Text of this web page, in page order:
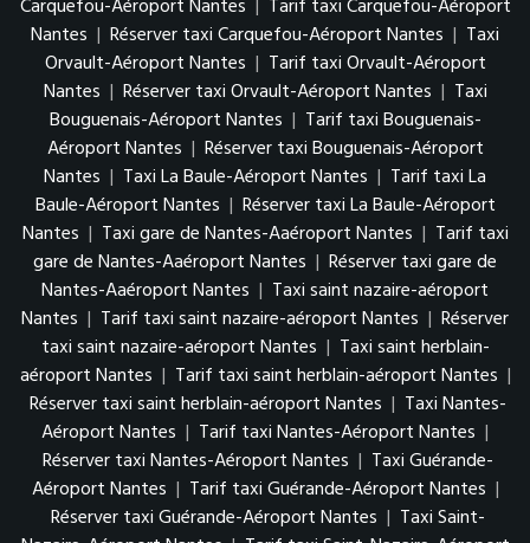
Carquefou-Aéroport Nantes | Tarif taxi Carquefou-Aéroport
Nantes | Réserver taxi Carquefou-Aéroport Nantes | Taxi
Orvault-Aéroport Nantes | Tarif taxi Orvault-Aéroport
Nantes | Réserver taxi Orvault-Aéroport Nantes | Taxi
Bouguenais-Aéroport Nantes | Tarif taxi Bouguenais-
Aéroport Nantes | Réserver taxi Bouguenais-Aéroport
Nantes | Taxi La Baule-Aéroport Nantes | Tarif taxi La
Baule-Aéroport Nantes | Réserver taxi La Baule-Aéroport
Nantes | Taxi gare de Nantes-Aaéroport Nantes | Tarif taxi
gare de Nantes-Aaéroport Nantes | Réserver taxi gare de
Nantes-Aaéroport Nantes | Taxi saint nazaire-aéroport
Nantes | Tarif taxi saint nazaire-aéroport Nantes | Réserver
taxi saint nazaire-aéroport Nantes | Taxi saint herblain-
aéroport Nantes | Tarif taxi saint herblain-aéroport Nantes |
Réserver taxi saint herblain-aéroport Nantes | Taxi Nantes-
Aéroport Nantes | Tarif taxi Nantes-Aéroport Nantes |
Réserver taxi Nantes-Aéroport Nantes | Taxi Guérande-
Aéroport Nantes | Tarif taxi Guérande-Aéroport Nantes |
Réserver taxi Guérande-Aéroport Nantes | Taxi Saint-